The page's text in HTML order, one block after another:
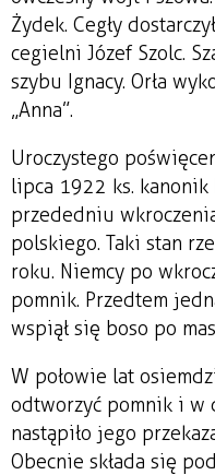
Żydek. Cegły
cegielni Józef Szolc.
szybu Ignacy. Orła
„Anna”.
Uroczystego
lipca 1922 ks. kanonik
przededniu
polskiego. Taki stan
roku. Niemcy po
pomnik. Przedtem
wspiął się boso po
W połowie lat
odtworzyć pomnik i w
nastąpiło jego
Obecnie składa się